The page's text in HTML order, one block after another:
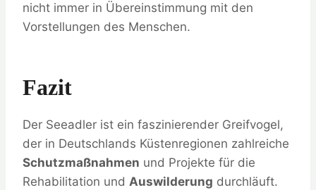
nicht immer in Übereinstimmung mit den
Vorstellungen des Menschen.
Fazit
Der Seeadler ist ein faszinierender Greifvogel,
der in Deutschlands Küstenregionen zahlreiche
Schutzmaßnahmen und Projekte für die
Rehabilitation und Auswilderung durchläuft.